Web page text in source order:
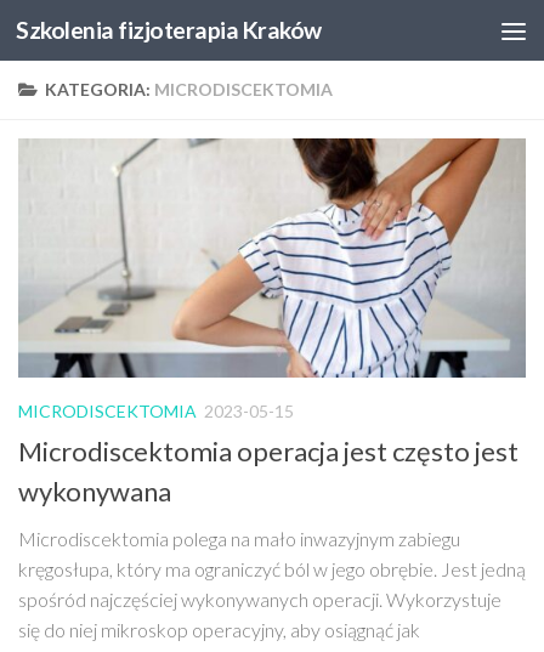
Skip to content
Szkolenia fizjoterapia Kraków
KATEGORIA: MICRODISCEKTOMIA
MICRODISCEKTOMIA 2023-05-15
Microdiscektomia operacja jest często jest
wykonywana
Microdiscektomia polega na mało inwazyjnym zabiegu
kręgosłupa, który ma ograniczyć ból w jego obrębie. Jest jedną
spośród najczęściej wykonywanych operacji. Wykorzystuje
się do niej mikroskop operacyjny, aby osiągnąć jak